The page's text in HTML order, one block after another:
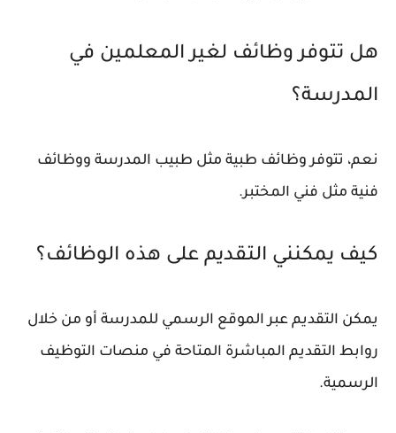
هل تتوفر وظائف لغير المعلمين في
المدرسة؟
نعم، تتوفر وظائف طبية مثل طبيب المدرسة ووظائف
فنية مثل فني المختبر.
كيف يمكنني التقديم على هذه الوظائف؟
يمكن التقديم عبر الموقع الرسمي للمدرسة أو من خلال
روابط التقديم المباشرة المتاحة في منصات التوظيف
الرسمية.